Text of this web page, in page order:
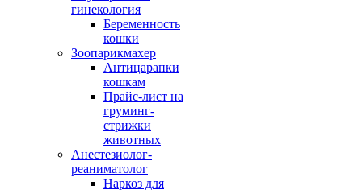
гинекология
Беременность
кошки
Зоопарикмахер
Антицарапки
кошкам
Прайс-лист на
груминг-
стрижки
животных
Анестезиолог-
реаниматолог
Наркоз для